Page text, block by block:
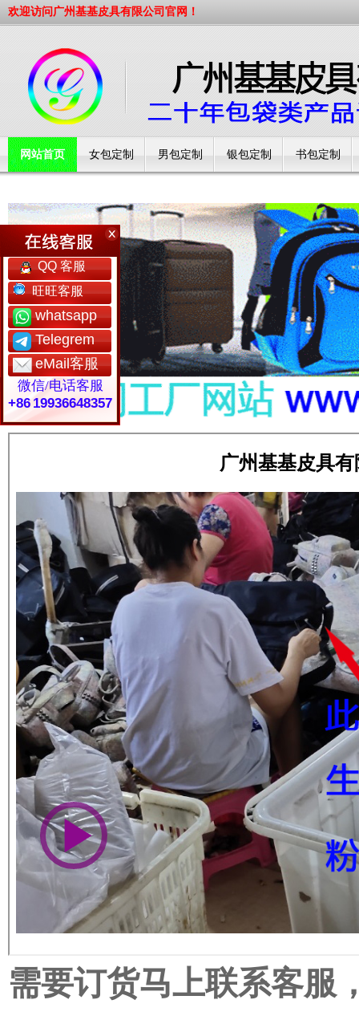
欢迎访问广州基基皮具有限公司官网！
网站首页 女包定制 男包定制 银包定制 书包定制
需要订货马上联系客服
QQ 客服
旺旺客服
whatsapp
Telegrem
eMail客服
微信/电话客服
+86 19936648357